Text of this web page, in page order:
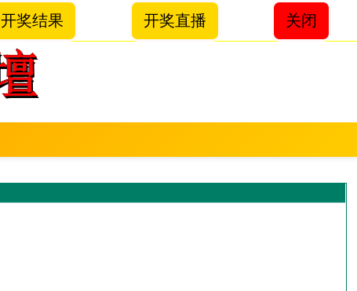
开奖结果 开奖直播 关闭